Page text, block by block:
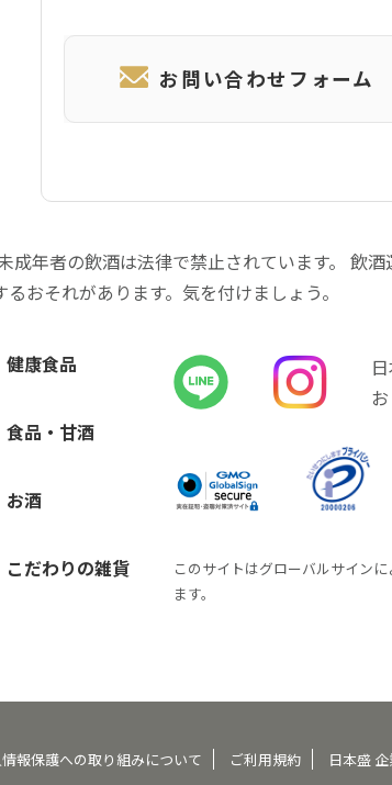
お問い合わせフォーム
年者の飲酒は法律で禁止されています。 飲酒
おそれがあります。気を付けましょう。
健康食品
食品・甘酒
お酒
こだわりの雑貨
このサイトはグローバルサイン
ます。
報保護への取り組みについて ご利用規約 日本盛